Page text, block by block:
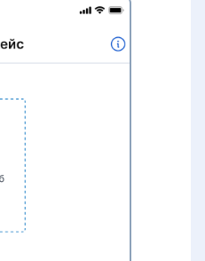
практики
приём при условии
на услуги с